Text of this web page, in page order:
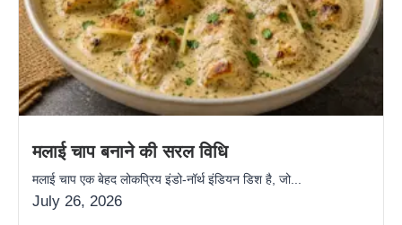
मलाई चाप बनाने की सरल विधि
मलाई चाप एक बेहद लोकप्रिय इंडो-नॉर्थ इंडियन डिश है, जो...
July 26, 2026